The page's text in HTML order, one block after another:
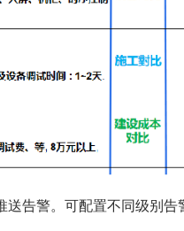
告警。可配置不同级别告